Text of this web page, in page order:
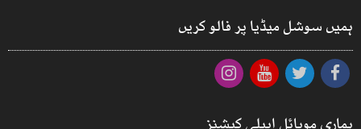
ہمیں سوشل میڈیا پر فالو کریں